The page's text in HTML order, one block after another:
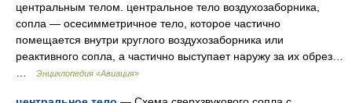
центральным телом. центральное тело воздухозаборника,
сопла — осесимметричное тело, которое частично
помещается внутри круглого воздухозаборника или
реактивного сопла, а частично выступает наружу за их обрез…
Энциклопедия «Авиация»